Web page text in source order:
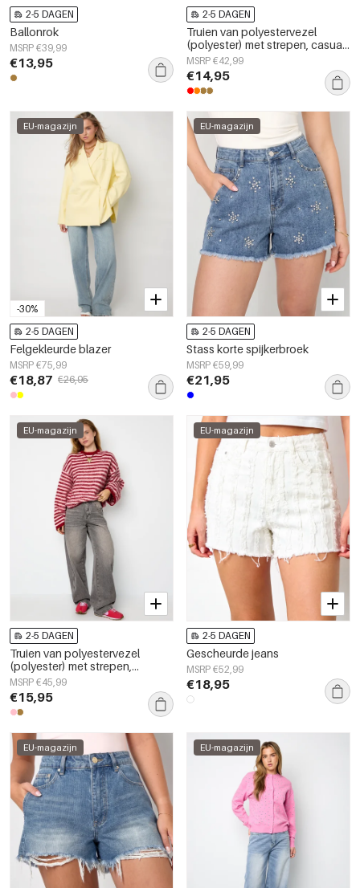
2-5 DAGEN
Ballonrok
MSRP €39,99
€13,95
2-5 DAGEN
Truien van polyestervezel
(polyester) met strepen, casual
herfst-/winterkleding
MSRP €42,99
€14,95
-30%
EU-magazijn
2-5 DAGEN
Felgekleurde blazer
MSRP €75,99
€18,87 €26,95
EU-magazijn
2-5 DAGEN
Stass korte spijkerbroek
MSRP €59,99
€21,95
EU-magazijn
2-5 DAGEN
Truien van polyestervezel
(polyester) met strepen,
herfst-/winterkleding
MSRP €45,99
€15,95
EU-magazijn
2-5 DAGEN
Gescheurde jeans
MSRP €52,99
€18,95
EU-magazijn EU-magazijn